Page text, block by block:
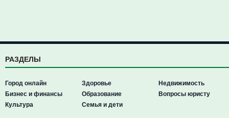
РАЗДЕЛЫ
Город онлайн
Бизнес и финансы
Культура
Здоровье
Образование
Семья и дети
Недвижимость
Вопросы юристу